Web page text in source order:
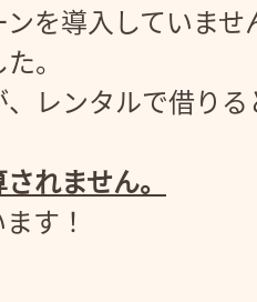
を導入していませ
。
レンタルで借りる
れません。
す！